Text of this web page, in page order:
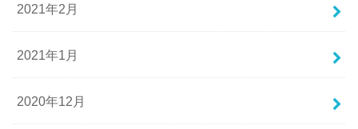
2021年2月
2021年1月
2020年12月